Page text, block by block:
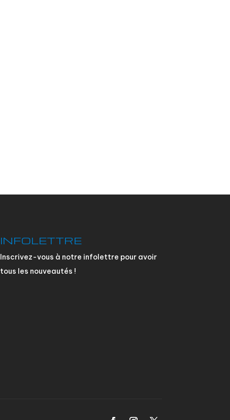
INFOLETTRE
Inscrivez-vous à notre infolettre pour avoir
tous les nouveautés !